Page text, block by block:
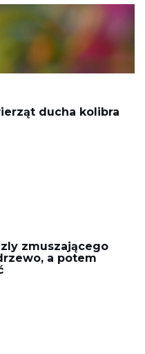
ducha kolibra
zmuszającego
a potem